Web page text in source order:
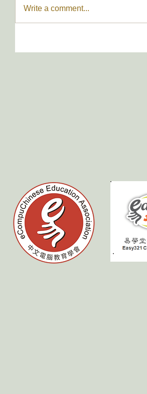
Write a comment...